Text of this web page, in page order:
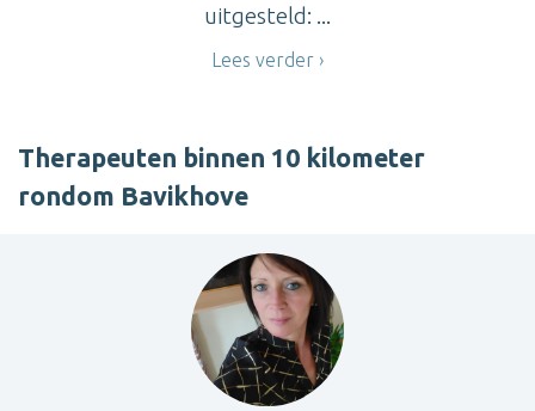
uitgesteld: ...
Lees verder
Therapeuten binnen 10 kilometer
rondom Bavikhove